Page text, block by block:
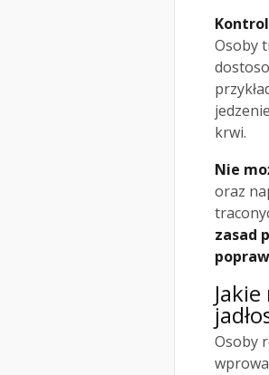
Osoby
krwi.
Nie
oraz
zasad
Osoby